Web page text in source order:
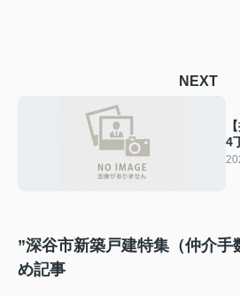
NEXT
4
”深谷市新築戸建特集（仲介手
め記事